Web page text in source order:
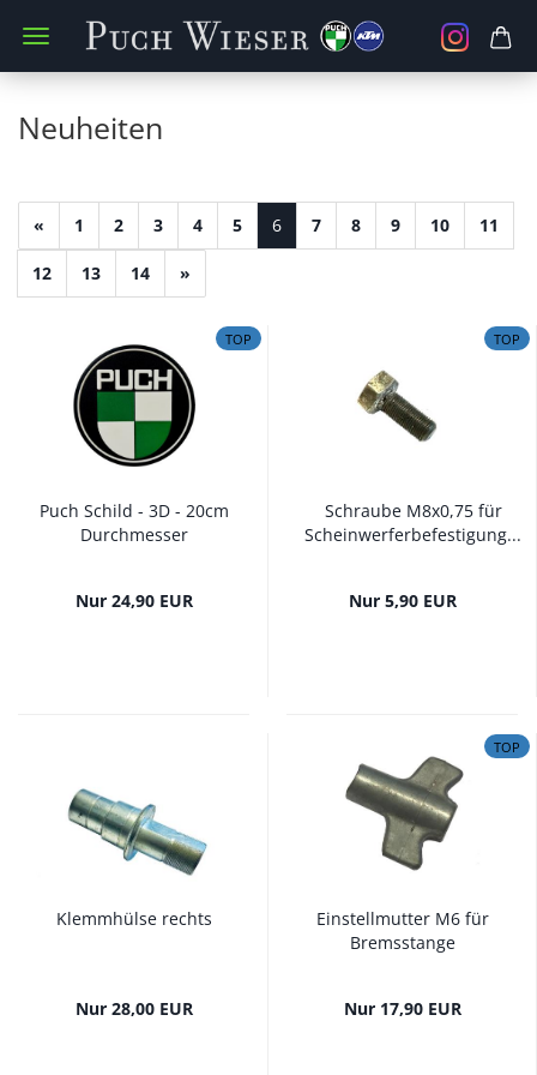
Neuheiten
« 1 2 3 4 5 6 7 8 9 10 11
12 13 14 »
TOP
Puch Schild - 3D - 20cm
Durchmesser
Nur 24,90 EUR
TOP
Schraube M8x0,75 für
Scheinwerferbefestigung...
Nur 5,90 EUR
Klemmhülse rechts
Nur 28,00 EUR
TOP
Einstellmutter M6 für
Bremsstange
Nur 17,90 EUR